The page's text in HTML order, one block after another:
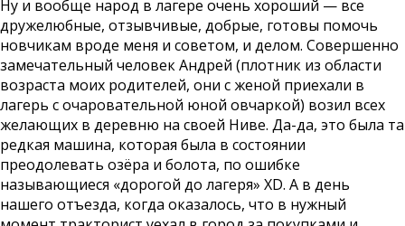
Ну и вообще народ в лагере очень хороший — все
дружелюбные, отзывчивые, добрые, готовы помочь
новчикам вроде меня и советом, и делом. Совершенно
замечательный человек Андрей (плотник из области
возраста моих родителей, они с женой приехали в
лагерь с очаровательной юной овчаркой) возил всех
желающих в деревню на своей Ниве. Да-да, это была та
редкая машина, которая была в состоянии
преодолевать озёра и болота, по ошибке
называющиеся «дорогой до лагеря» XD. А в день
нашего отъезда, когда оказалось, что в нужный